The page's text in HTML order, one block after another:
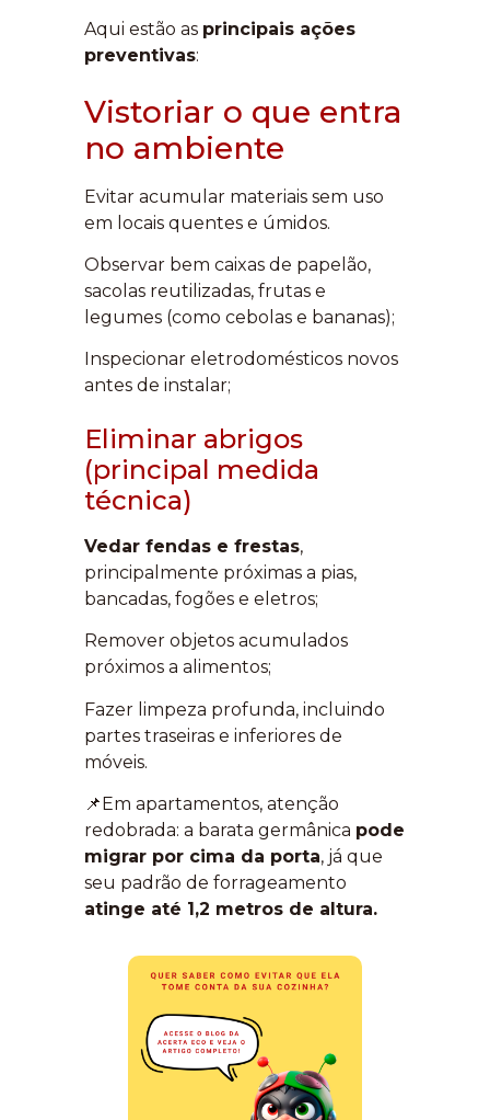
Aqui estão as principais ações
preventivas:
Vistoriar o que entra
no ambiente
Evitar acumular materiais sem uso
em locais quentes e úmidos.
Observar bem caixas de papelão,
sacolas reutilizadas, frutas e
legumes (como cebolas e bananas);
Inspecionar eletrodomésticos novos
antes de instalar;
Eliminar abrigos
(principal medida
técnica)
Vedar fendas e frestas,
principalmente próximas a pias,
bancadas, fogões e eletros;
Remover objetos acumulados
próximos a alimentos;
Fazer limpeza profunda, incluindo
partes traseiras e inferiores de
móveis.
📌Em apartamentos, atenção
redobrada: a barata germânica pode
migrar por cima da porta, já que
seu padrão de forrageamento
atinge até 1,2 metros de altura.